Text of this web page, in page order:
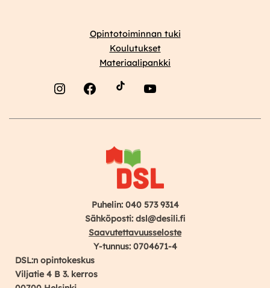
Opintotoiminnan tuki
Koulutukset
Materiaalipankki
Puhelin: 040 573 9314
Sähköposti: dsl@desili.fi
Saavutettavuusseloste
Y-tunnus: 0704671-4
DSL:n opintokeskus
Viljatie 4 B 3. kerros